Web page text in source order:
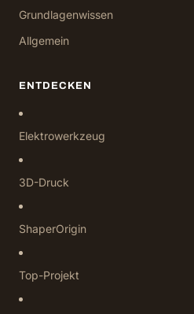
Grundlagenwissen
Allgemein
ENTDECKEN
Elektrowerkzeug
3D-Druck
ShaperOrigin
Top-Projekt